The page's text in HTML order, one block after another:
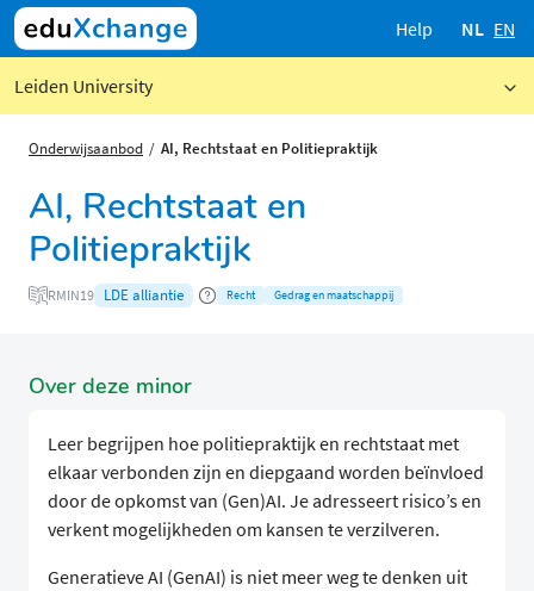
Help NL EN
Leiden University
Onderwijsaanbod AI, Rechtstaat en Politiepraktijk
AI, Rechtstaat en
Politiepraktijk
RMIN19 LDE alliantie Recht Gedrag en maatschappij
Over deze minor
Leer begrijpen hoe politiepraktijk en rechtstaat met
elkaar verbonden zijn en diepgaand worden beïnvloed
door de opkomst van (Gen)AI. Je adresseert risico’s en
verkent mogelijkheden om kansen te verzilveren.
Generatieve AI (GenAI) is niet meer weg te denken uit